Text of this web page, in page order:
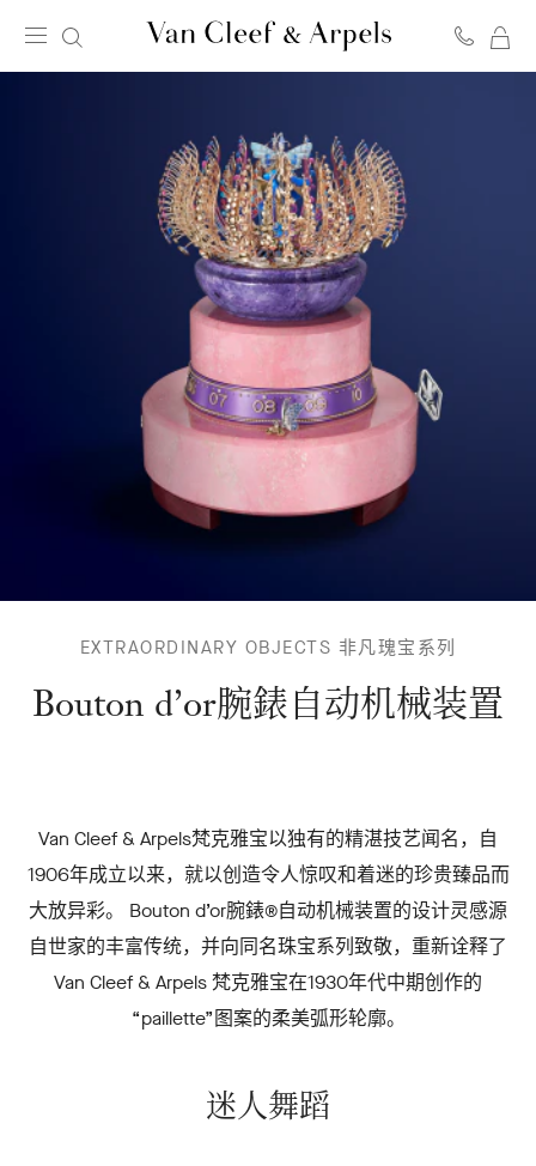
Arpels
梵
克
雅
宝
BOUTON
錶自动机
械装置
EXTRAORDINARY OBJECTS 非凡瑰宝系列
Bouton d’or腕錶自动机械装置
Van Cleef & Arpels梵克雅宝以独有的精湛技艺闻名，自
1906年成立以来，就以创造令人惊叹和着迷的珍贵臻品而
大放异彩。 Bouton d’or腕錶®自动机械装置的设计灵感源
自世家的丰富传统，并向同名珠宝系列致敬，重新诠释了
Van Cleef & Arpels 梵克雅宝在1930年代中期创作的
“paillette”图案的柔美弧形轮廓。
迷人舞蹈